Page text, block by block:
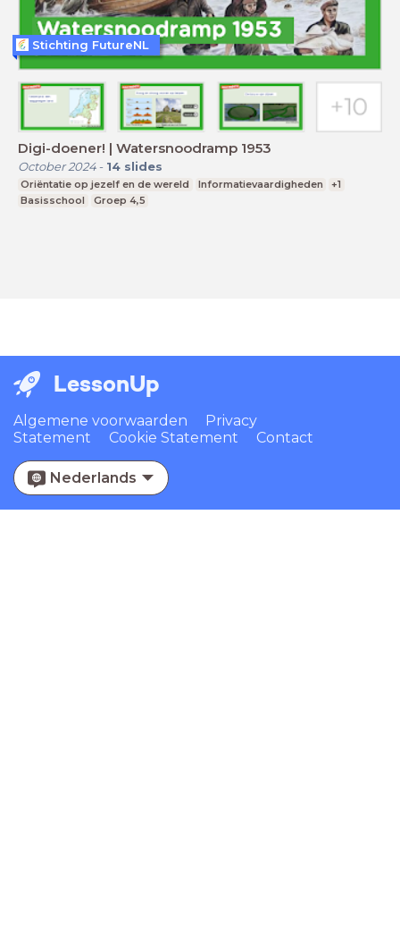
Digi-doener! | Watersnoodramp 1953
October 2024- 14 slides
Oriëntatie op jezelf en de wereld Informatievaardigheden
+1
Basisschool
Groep 4,5
Stichting FutureNL
LessonUp
Algemene voorwaarden
Privacy
Statement
Cookie Statement Contact
Nederlands